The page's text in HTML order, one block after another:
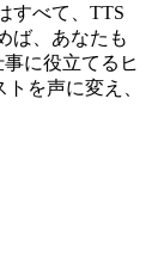
すべて、TTS
ば、あなたも
に役立てるヒ
を声に変え、